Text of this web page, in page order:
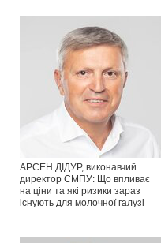
АРСЕН ДІДУР, виконавчий
директор СМПУ: Що впливає
на ціни та які ризики зараз
існують для молочної галузі